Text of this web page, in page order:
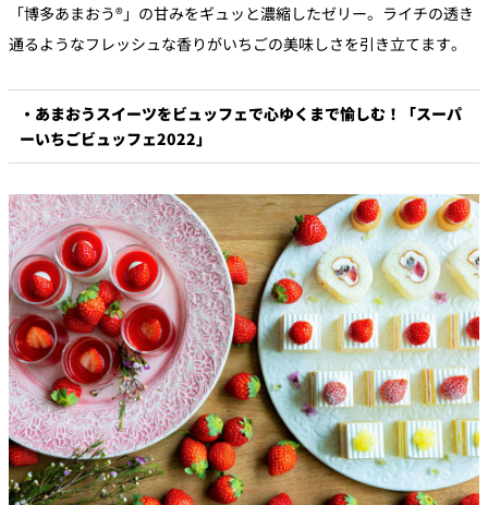
「博多あまおう®」の甘みをギュッと濃縮したゼリー。ライチの透き
通るようなフレッシュな香りがいちごの美味しさを引き立てます。
・あまおうスイーツをビュッフェで心ゆくまで愉しむ！「スーパ
ーいちごビュッフェ2022」